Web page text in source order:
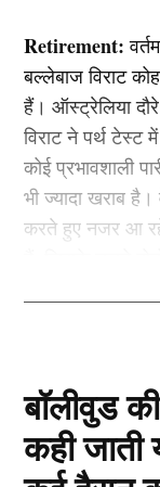
Retirement:
बल्लेबाज विराट
हैं। ऑस्ट्रेलिया
विराट ने पर्थ
कोई प्रभावशाली
भी ज्यादा खराब
करते हुए नजर आ
खराब फॉर्म
बॉलीवुड
कही जाती